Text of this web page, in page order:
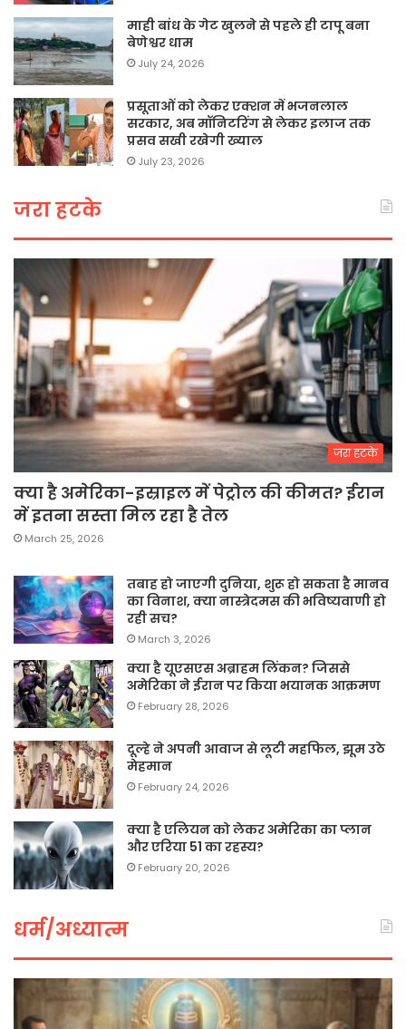
माही बांध के गेट खुलने से पहले ही टापू बना
बेणेश्वर धाम
July 24, 2026
प्रसूताओं को लेकर एक्शन में भजनलाल
सरकार, अब मॉनिटरिंग से लेकर इलाज तक
प्रसव सखी रखेगी ख्याल
July 23, 2026
जरा हटके
जरा हटके
क्या है अमेरिका-इस्राइल में पेट्रोल की कीमत? ईरान
में इतना सस्ता मिल रहा है तेल
March 25, 2026
तबाह हो जाएगी दुनिया, शुरू हो सकता है मानव
का विनाश, क्या नास्त्रेदमस की भविष्यवाणी हो
रही सच?
March 3, 2026
क्या है यूएसएस अब्राहम लिंकन? जिससे
अमेरिका ने ईरान पर किया भयानक आक्रमण
February 28, 2026
दूल्हे ने अपनी आवाज से लूटी महफिल, झूम उठे
मेहमान
February 24, 2026
क्या है एलियन को लेकर अमेरिका का प्लान
और एरिया 51 का रहस्य?
February 20, 2026
धर्म/अध्यात्म